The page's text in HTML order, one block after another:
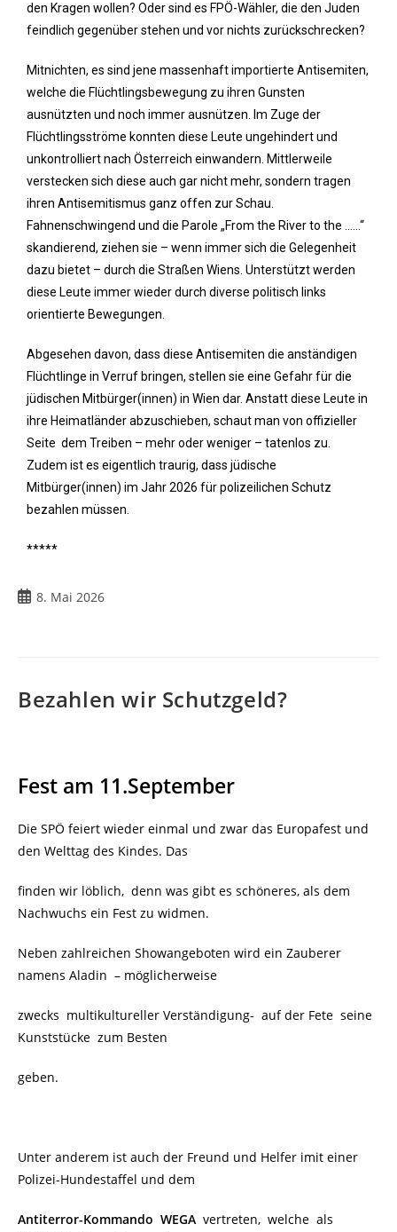
den Kragen wollen? Oder sind es FPÖ-Wähler, die den Juden
feindlich gegenüber stehen und vor nichts zurückschrecken?
Mitnichten, es sind jene massenhaft importierte Antisemiten,
welche die Flüchtlingsbewegung zu ihren Gunsten
ausnützten und noch immer ausnützen. Im Zuge der
Flüchtlingsströme konnten diese Leute ungehindert und
unkontrolliert nach Österreich einwandern. Mittlerweile
verstecken sich diese auch gar nicht mehr, sondern tragen
ihren Antisemitismus ganz offen zur Schau.
Fahnenschwingend und die Parole „From the River to the ……“
skandierend, ziehen sie – wenn immer sich die Gelegenheit
dazu bietet – durch die Straßen Wiens. Unterstützt werden
diese Leute immer wieder durch diverse politisch links
orientierte Bewegungen.
Abgesehen davon, dass diese Antisemiten die anständigen
Flüchtlinge in Verruf bringen, stellen sie eine Gefahr für die
jüdischen Mitbürger(innen) in Wien dar. Anstatt diese Leute in
ihre Heimatländer abzuschieben, schaut man von offizieller
Seite dem Treiben – mehr oder weniger – tatenlos zu.
Zudem ist es eigentlich traurig, dass jüdische
Mitbürger(innen) im Jahr 2026 für polizeilichen Schutz
bezahlen müssen.
*****
8. Mai 2026
Bezahlen wir Schutzgeld?
Fest am 11.September
Die SPÖ feiert wieder einmal und zwar das Europafest und
den Welttag des Kindes. Das
finden wir löblich, denn was gibt es schöneres, als dem
Nachwuchs ein Fest zu widmen.
Neben zahlreichen Showangeboten wird ein Zauberer
namens Aladin – möglicherweise
zwecks multikultureller Verständigung- auf der Fete seine
Kunststücke zum Besten
geben.
Unter anderem ist auch der Freund und Helfer imit einer
Polizei-Hundestaffel und dem
Antiterror-Kommando WEGA vertreten, welche als